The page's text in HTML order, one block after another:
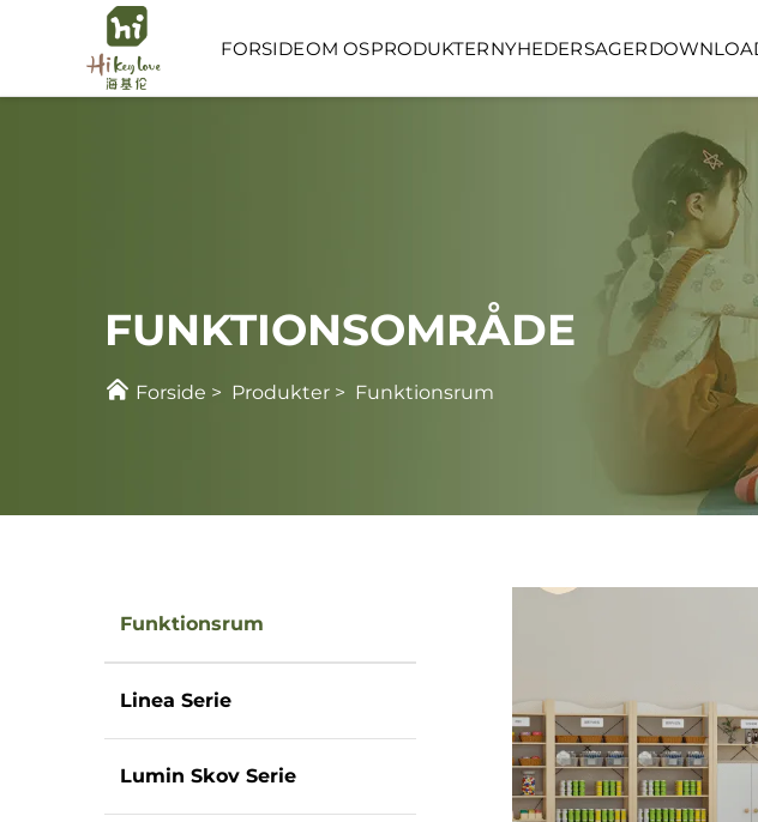
FORSIDEOM OSPRODUKTER
LINEA SERIE
NYHEDERSAGER
FUNKTIONSOMRÅDE
Forside > Produkter > Funktionsrum
Funktionsrum
Linea Serie
Lumin Skov Serie